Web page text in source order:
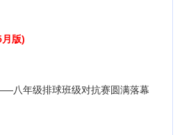
版)
八年级排球班级对抗赛圆满落幕